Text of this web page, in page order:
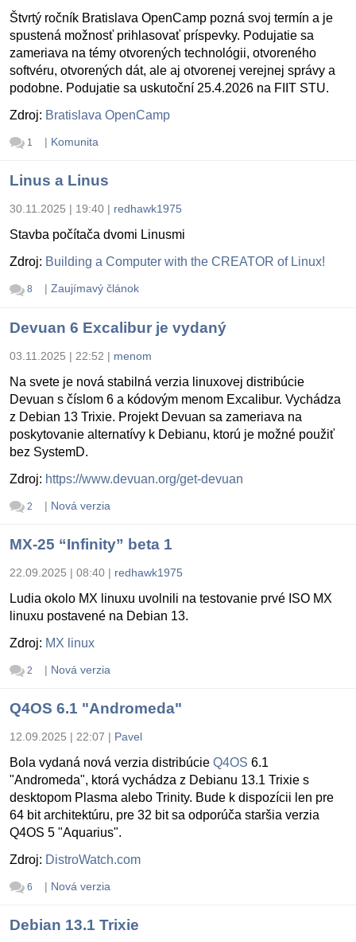
Štvrtý ročník Bratislava OpenCamp pozná svoj termín a je
spustená možnosť prihlasovať príspevky. Podujatie sa
zameriava na témy otvorených technológii, otvoreného
softvéru, otvorených dát, ale aj otvorenej verejnej správy a
podobne. Podujatie sa uskutoční 25.4.2026 na FIIT STU.
Zdroj: Bratislava OpenCamp
1 | Komunita
Linus a Linus
30.11.2025 | 19:40 | redhawk1975
Stavba počítača dvomi Linusmi
Zdroj: Building a Computer with the CREATOR of Linux!
8 | Zaujímavý článok
Devuan 6 Excalibur je vydaný
03.11.2025 | 22:52 | menom
Na svete je nová stabilná verzia linuxovej distribúcie
Devuan s číslom 6 a kódovým menom Excalibur. Vychádza
z Debian 13 Trixie. Projekt Devuan sa zameriava na
poskytovanie alternatívy k Debianu, ktorú je možné použiť
bez SystemD.
Zdroj: https://www.devuan.org/get-devuan
2 | Nová verzia
MX-25 “Infinity” beta 1
22.09.2025 | 08:40 | redhawk1975
Ludia okolo MX linuxu uvolnili na testovanie prvé ISO MX
linuxu postavené na Debian 13.
Zdroj: MX linux
2 | Nová verzia
Q4OS 6.1 "Andromeda"
12.09.2025 | 22:07 | Pavel
Bola vydaná nová verzia distribúcie Q4OS 6.1
"Andromeda", ktorá vychádza z Debianu 13.1 Trixie s
desktopom Plasma alebo Trinity. Bude k dispozícii len pre
64 bit architektúru, pre 32 bit sa odporúča staršia verzia
Q4OS 5 "Aquarius".
Zdroj: DistroWatch.com
6 | Nová verzia
Debian 13.1 Trixie